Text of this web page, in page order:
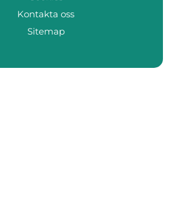
Kontakta oss
Sitemap